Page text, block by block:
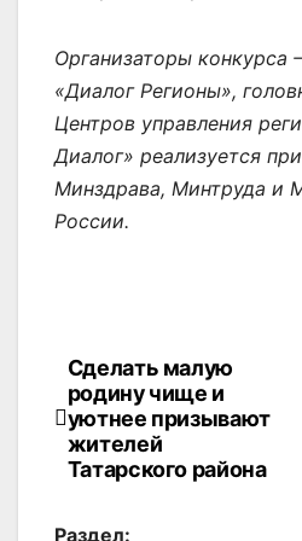
Организаторы
«Диалог Регионы»,
Центров управления
Диалог» реализуется
Минздрава, Минтруда и
России.
Навигация
по
записям
Сделать малую
родину чище и
уютнее призывают
жителей
Татарского района
Раздел: